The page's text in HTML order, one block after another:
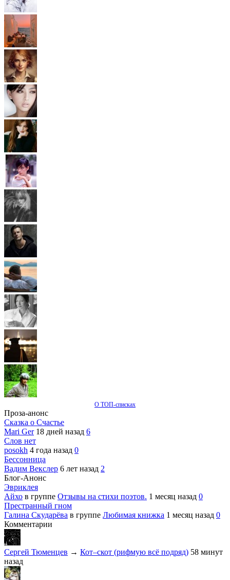
О ТОП-списках
Проза-анонс
Сказка о Счастье
Mari Ger 18 дней назад 6
Слов нет
posokh 4 года назад 0
Бессонница
Вадим Векслер 6 лет назад 2
Блог-Анонс
Эвриклея
Айхо в группе Отзывы на стихи поэтов. 1 месяц назад 0
Престранный гном
Галина Скударёва в группе Любимая книжка 1 месяц назад 0
Комментарии
Сергей Тюменцев → Кот–скот (рифмую всё подряд) 58 минут
назад